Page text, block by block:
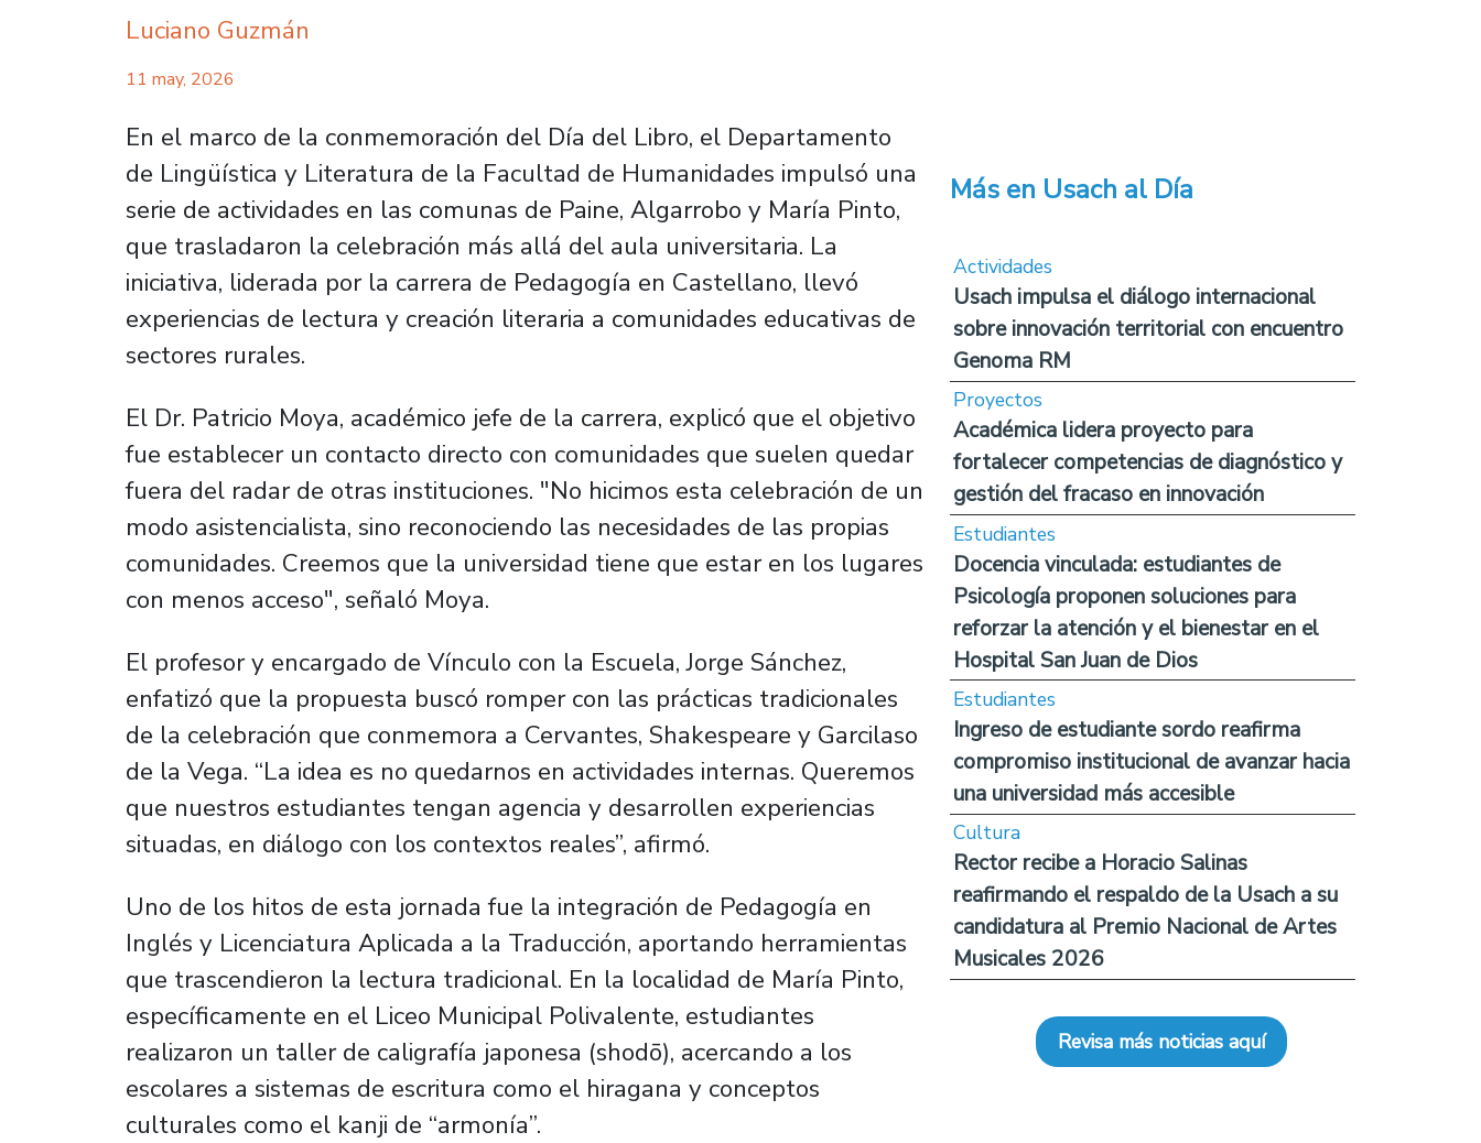
Luciano Guzmán
11 may, 2026
En el marco de la conmemoración del Día del Libro, el Departamento
de Lingüística y Literatura de la Facultad de Humanidades impulsó una
serie de actividades en las comunas de Paine, Algarrobo y María Pinto,
que trasladaron la celebración más allá del aula universitaria. La
iniciativa, liderada por la carrera de Pedagogía en Castellano, llevó
experiencias de lectura y creación literaria a comunidades educativas de
sectores rurales.
El Dr. Patricio Moya, académico jefe de la carrera, explicó que el objetivo
fue establecer un contacto directo con comunidades que suelen quedar
fuera del radar de otras instituciones. "No hicimos esta celebración de un
modo asistencialista, sino reconociendo las necesidades de las propias
comunidades. Creemos que la universidad tiene que estar en los lugares
con menos acceso", señaló Moya.
El profesor y encargado de Vínculo con la Escuela, Jorge Sánchez,
enfatizó que la propuesta buscó romper con las prácticas tradicionales
de la celebración que conmemora a Cervantes, Shakespeare y Garcilaso
de la Vega. “La idea es no quedarnos en actividades internas. Queremos
que nuestros estudiantes tengan agencia y desarrollen experiencias
situadas, en diálogo con los contextos reales”, afirmó.
Uno de los hitos de esta jornada fue la integración de Pedagogía en
Inglés y Licenciatura Aplicada a la Traducción, aportando herramientas
que trascendieron la lectura tradicional. En la localidad de María Pinto,
específicamente en el Liceo Municipal Polivalente, estudiantes
realizaron un taller de caligrafía japonesa (shodō), acercando a los
escolares a sistemas de escritura como el hiragana y conceptos
culturales como el kanji de “armonía”.
Más en Usach al Día
Actividades
Usach impulsa el diálogo internacional
sobre innovación territorial con encuentro
Genoma RM
Proyectos
Académica lidera proyecto para
fortalecer competencias de diagnóstico y
gestión del fracaso en innovación
Estudiantes
Docencia vinculada: estudiantes de
Psicología proponen soluciones para
reforzar la atención y el bienestar en el
Hospital San Juan de Dios
Estudiantes
Ingreso de estudiante sordo reafirma
compromiso institucional de avanzar hacia
una universidad más accesible
Cultura
Rector recibe a Horacio Salinas
reafirmando el respaldo de la Usach a su
candidatura al Premio Nacional de Artes
Musicales 2026
Revisa más noticias aquí